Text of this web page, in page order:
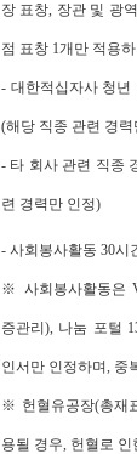
장 표창, 장관 및 광
점 표창 1개만 적용
- 대한적십자사 청
(해당 직종 관련 경력
- 타 회사 관련 직종
련 경력만 인정)
- 사회봉사활동 30시
※ 사회봉사활동은
증관리), 나눔 포털
인서만 인정하며, 중
※ 헌혈유공장(총재
용될 경우, 헌혈로 인